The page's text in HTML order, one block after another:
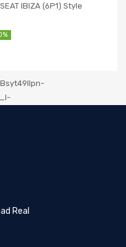
IBIZA (6P1) Style
Real